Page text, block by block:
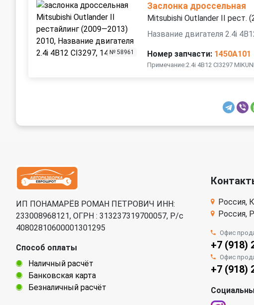
№ 58961
Заслонка дроссельная
Mitsubishi Outlander II рест.
Название двигателя 2.4i
Номер запчасти: 1450A101
Примечание:2.4i 4B12 CI3297
ИП ПОНАМАРЁВ РОМАН ПЕТРОВИЧ ИНН:
233008968121, ОГРН : 313237319700057, Р/c
40802810600001301295
Способ оплаты
Наличный расчёт
Банковская карта
Безналичный расчёт
Россия,
Россия,
Офис
+7 (918)
Офис
+7 (918)